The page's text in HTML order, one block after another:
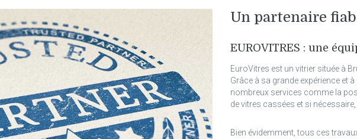
Un partenaire
EUROVITRES : une
EuroVitres est un vitrier située à
Grâce à sa grande expérience et
nombreux services comme la
de vitres cassées et si
Bien évidemment, tous ces